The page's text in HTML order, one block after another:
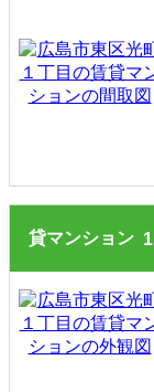
貸マンション 1